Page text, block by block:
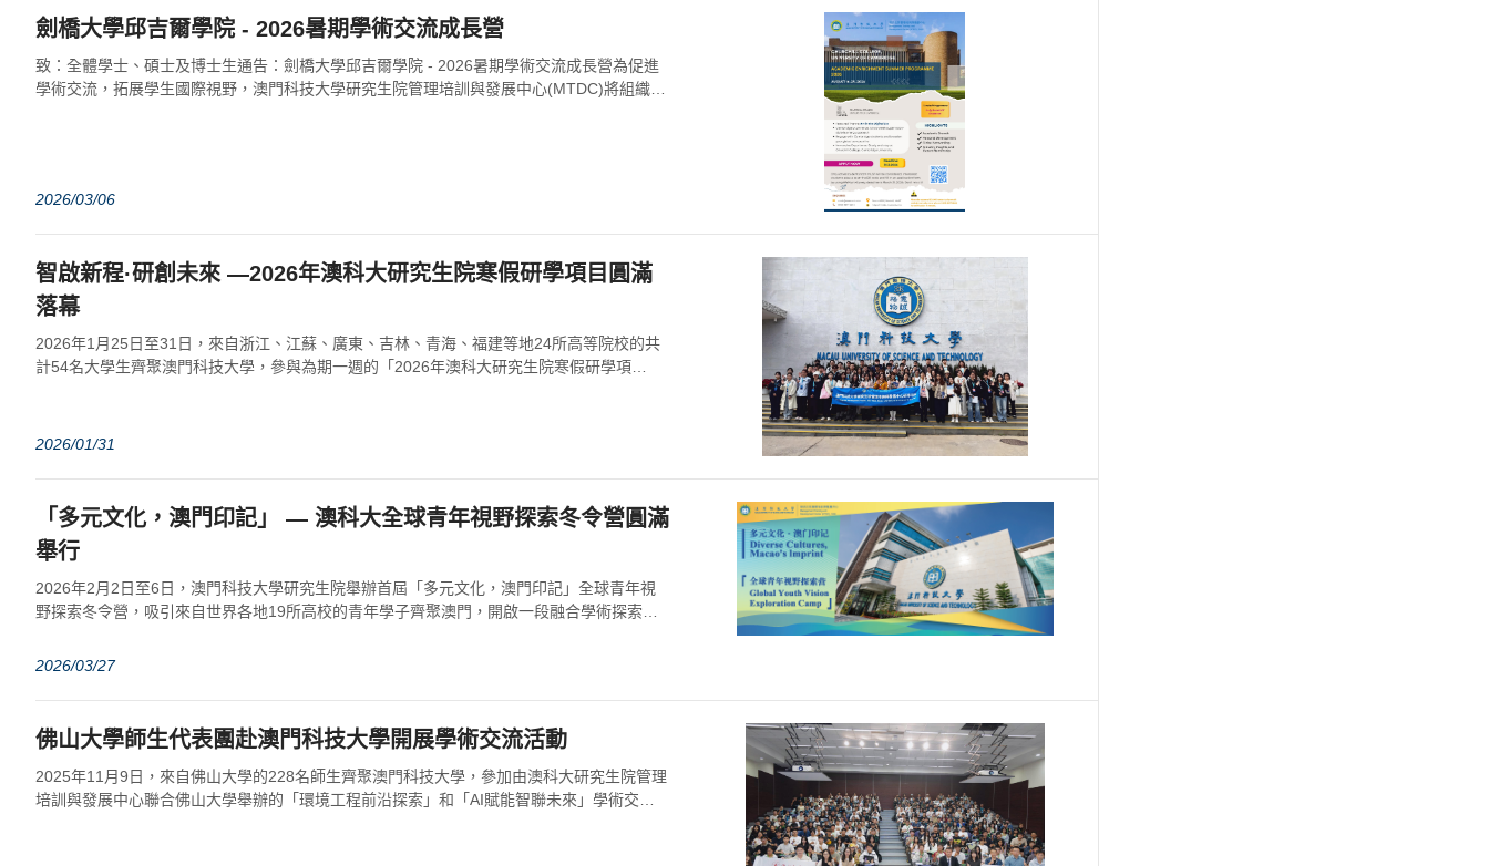
劍橋大學邱吉爾學院 - 2026暑期學術交流成長營
致：全體學士、碩士及博士生通告：劍橋大學邱吉爾學院 - 2026暑期學術交流成長營為促進
學術交流，拓展學生國際視野，澳門科技大學研究生院管理培訓與發展中心(MTDC)將組織在
2026/03/06
智啟新程·研創未來 —2026年澳科大研究生院寒假研學項目圓滿
落幕
2026年1月25日至31日，來自浙江、江蘇、廣東、吉林、青海、福建等地24所高等院校的共
計54名大學生齊聚澳門科技大學，參與為期一週的「2026年澳科大研究生院寒假研學項
2026/01/31
「多元文化，澳門印記」 — 澳科大全球青年視野探索冬令營圓滿
舉行
2026年2月2日至6日，澳門科技大學研究生院舉辦首屆「多元文化，澳門印記」全球青年視
野探索冬令營，吸引來自世界各地19所高校的青年學子齊聚澳門，開啟一段融合學術探索與
2026/03/27
佛山大學師生代表團赴澳門科技大學開展學術交流活動
2025年11月9日，來自佛山大學的228名師生齊聚澳門科技大學，參加由澳科大研究生院管理
培訓與發展中心聯合佛山大學舉辦的「環境工程前沿探索」和「AI賦能智聯未來」學術交流